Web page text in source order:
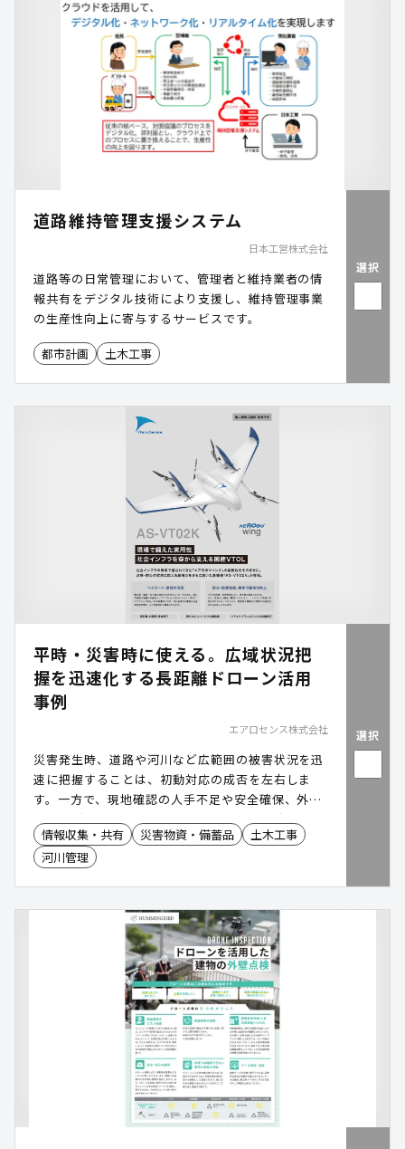
道路維持管理支援システム
日本工営株式会社
道路等の日常管理において、管理者と維持業者の情
報共有をデジタル技術により支援し、維持管理事業
の生産性向上に寄与するサービスです。
都市計画 土木工事
選択
平時・災害時に使える。広域状況把
握を迅速化する長距離ドローン活用
事例
エアロセンス株式会社
災害発生時、道路や河川など広範囲の被害状況を迅
速に把握することは、初動対応の成否を左右しま
す。一方で、現地確認の人手不足や安全確保、外部
委託先が被災するリスクに課題を感じる自治体も少
なくありません。本サービスは、長距離飛行が可能
なドローンと、撮影後の解析を支援する仕組みによ
はもちろん、河川・道路・港湾の巡視や各種調査業
務にも活用可能。平時と災害時の両面で業務負担の
軽減を実現します。
情報収集・共有 災害物資・備蓄品
土木工事
河川管理
選択